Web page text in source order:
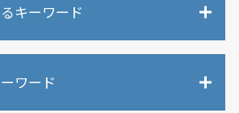
キーワード
ワード